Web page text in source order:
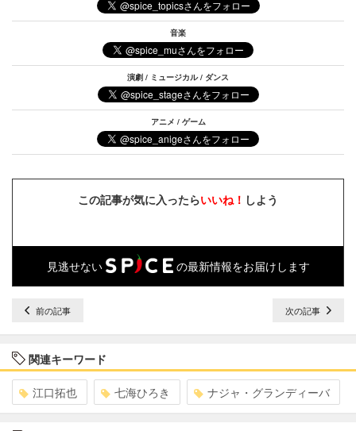
音楽
演劇 / ミュージカル / ダンス
アニメ / ゲーム
この記事が気に入ったらいいね！ しよう
見逃せない の最新情報をお届けします
前の記事 次の記事
関連キーワード
江口拓也 七海ひろき ナジャ・グランディーバ